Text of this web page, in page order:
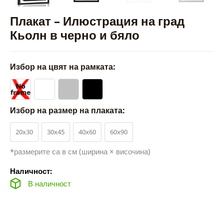
Плакат – Илюстрация на град
Кьолн в черно и бяло
Избор на цвят на рамката:
Избор на размер на плаката:
20x30 30x45 40x60 60x90
*размерите са в см (ширина × височина)
Наличност:
В наличност